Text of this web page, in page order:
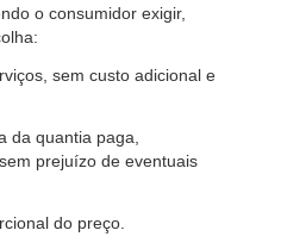
o consumidor exigir,
sem custo adicional e
da quantia paga,
prejuízo de eventuais
do preço.